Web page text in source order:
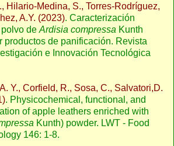
Hilario-Medina, S., Torres-Rodríguez,
A.Y. (2023). Caracterización
de Ardisia compressa Kunth
productos de panificación. Revista
e Innovación Tecnológica
Y., Corfield, R., Sosa, C., Salvatori,D.
. Physicochemical, functional, and
of apple leathers enriched with
Kunth) powder. LWT - Food
146: 1-8.